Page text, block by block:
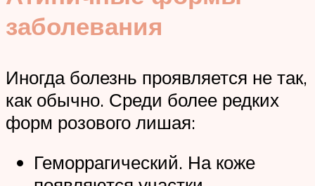
заболевания
Иногда болезнь проявляется не так,
как обычно. Среди более редких
форм розового лишая:
Геморрагический. На коже